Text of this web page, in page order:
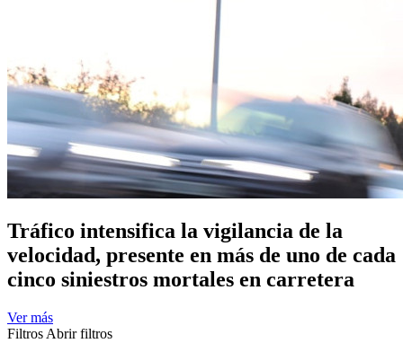
Tráfico intensifica la vigilancia de la
velocidad, presente en más de uno de cada
cinco siniestros mortales en carretera
Ver más
Filtros Abrir filtros